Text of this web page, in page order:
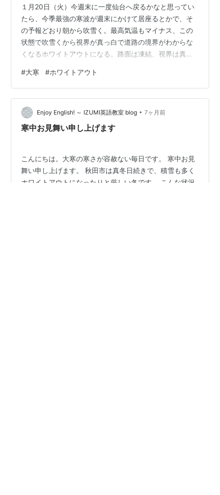
１月20日（火）今週末に一度仙台へ戻るかなと思ってい
たら、今季最強の寒波が週末にかけて居座るとかで、そ
の予報どおり朝から吹雪く。最高気温もマイナス、この
状態で吹雪くから視界が真っ白で道路の境界がわからな
くなるホワイトアウトになる。路面は凍結、視界は真っ
きどき収まるが、いつまた吹雪くかわからない、道路脇
に緊急停車（避難）する車もあるが、後ろから追突され
ることもある。あぁ、こわいこわい。ということで、こ
の週末の仙台への移動は無理だなと思った。来月始めに
はインプラントのオペの予約を入れていて、そのときは
#大寒 #ホワイトアウト
Enjoy English! ～ IZUMI英語教室 blog • 7ヶ月前
寒中お見舞い申し上げます